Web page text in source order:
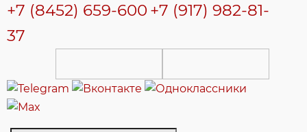
+7 (8452) 659-600 +7 (917) 982-81-
37